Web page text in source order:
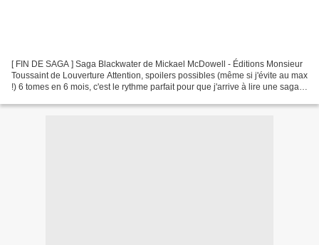
[ FIN DE SAGA ] Saga Blackwater de Mickael McDowell - Éditions Monsieur
Toussaint de Louverture Attention, spoilers possibles (même si j'évite au max
!) 6 tomes en 6 mois, c'est le rythme parfait pour que j'arrive à lire une saga